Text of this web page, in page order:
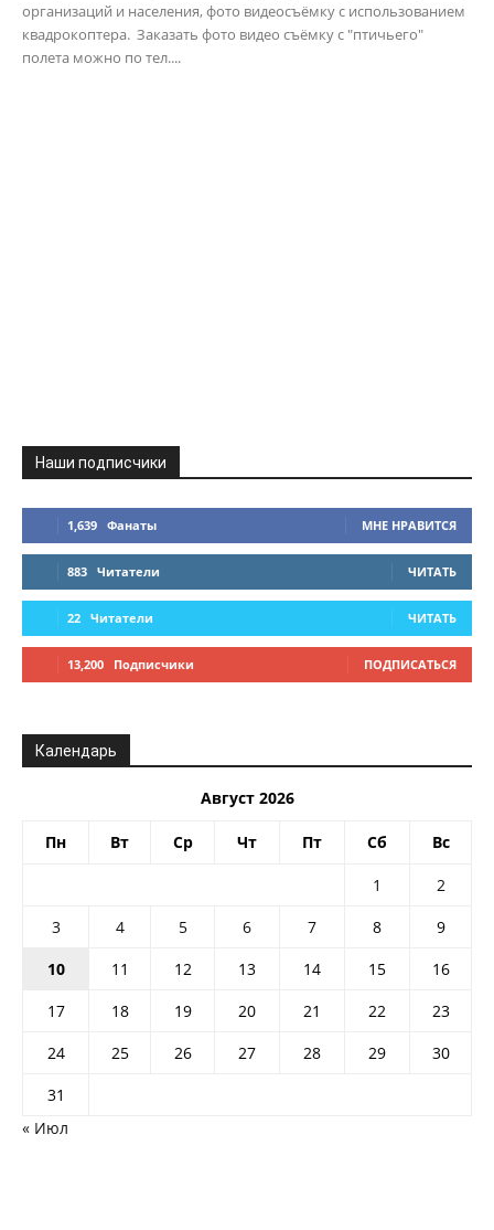
организаций и населения, фото видеосъёмку с использованием
квадрокоптера. Заказать фото видео съёмку с "птичьего"
полета можно по тел....
Наши подписчики
1,639 Фанаты МНЕ НРАВИТСЯ
883 Читатели ЧИТАТЬ
22 Читатели ЧИТАТЬ
13,200 Подписчики ПОДПИСАТЬСЯ
Календарь
Август 2026
Пн Вт Ср Чт Пт Сб Вс
1
2
3
4 5 6 7 8
9
10
11 12 13 14 15
16
17
18 19 20 21 22
23
24
25 26 27 28 29
30
31
« Июл